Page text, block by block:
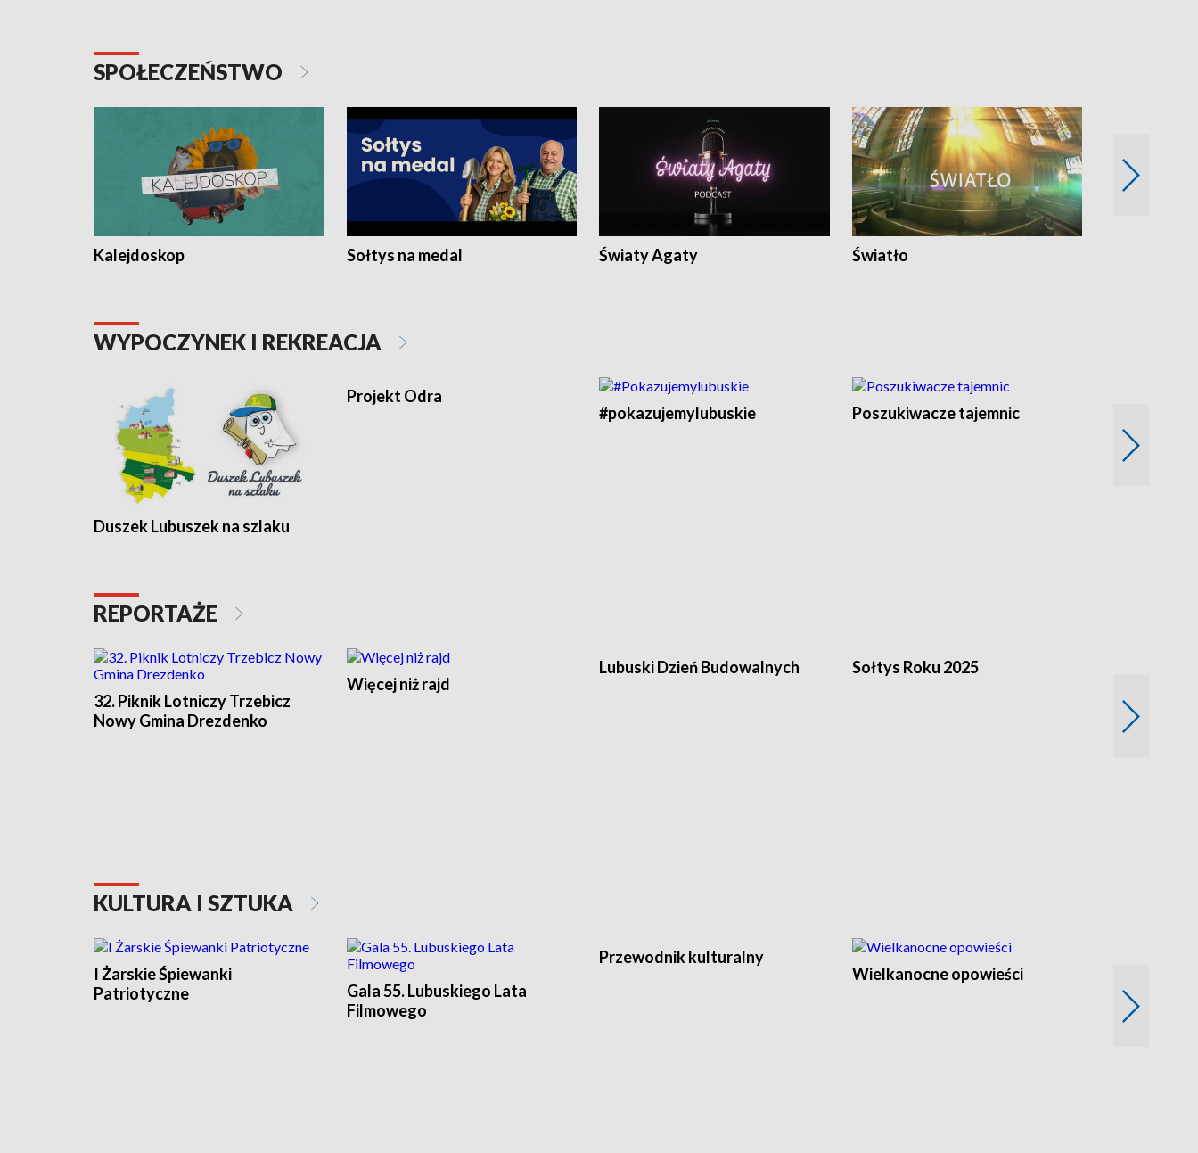
SPOŁECZEŃSTWO
Kalejdoskop Sołtys na medal Światy Agaty Światło
WYPOCZYNEK I REKREACJA
Duszek Lubuszek na szlaku
Projekt Odra
#pokazujemylubuskie
Poszukiwacze tajemnic
REPORTAŻE
32. Piknik Lotniczy Trzebicz
Nowy Gmina Drezdenko
Więcej niż rajd
Lubuski Dzień Budowalnych Sołtys Roku 2025
KULTURA I SZTUKA
I Żarskie Śpiewanki
Patriotyczne
Gala 55. Lubuskiego Lata
Filmowego
Przewodnik kulturalny
Wielkanocne opowieści